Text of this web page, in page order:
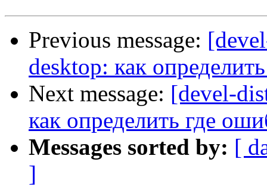
Previous message:
desktop: как
Next message: [devel-
как определить где
Messages sorted by: [
]